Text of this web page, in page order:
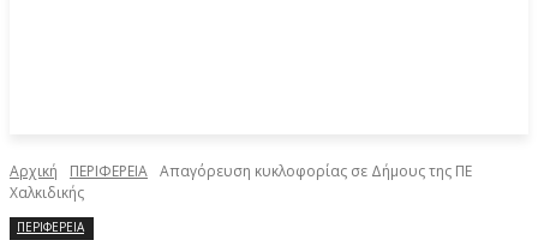
Αρχική ΠΕΡΙΦΕΡΕΙΑ Απαγόρευση κυκλοφορίας σε Δήμους της ΠΕ
Χαλκιδικής
ΠΕΡΙΦΕΡΕΙΑ